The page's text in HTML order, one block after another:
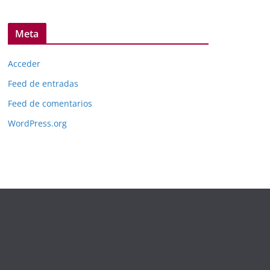
Meta
Acceder
Feed de entradas
Feed de comentarios
WordPress.org